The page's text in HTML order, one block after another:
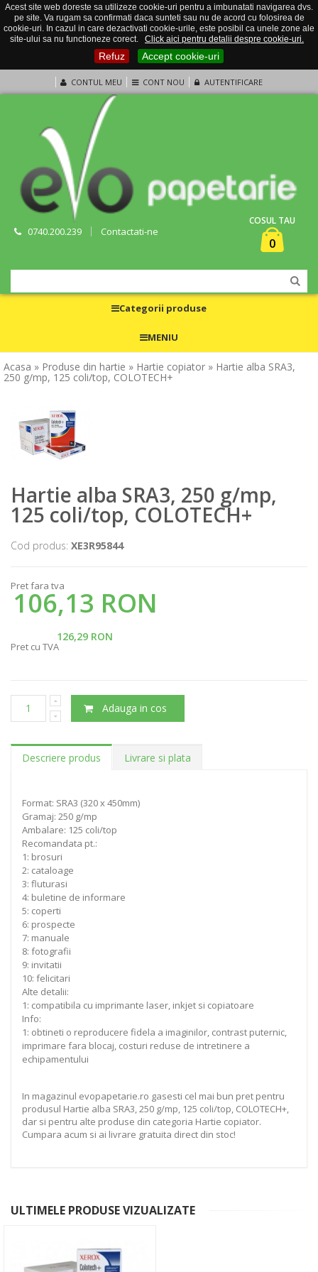
Acest site web doreste sa utilizeze cookie-uri pentru a imbunatati navigarea dvs.
pe site. Va rugam sa confirmati daca sunteti sau nu de acord cu folosirea de
cookie-uri. In cazul in care dezactivati cookie-urile, este posibil ca unele zone ale
site-ului sa nu functioneze corect.
Click aici pentru detalii despre cookie-uri.
Refuz Accept cookie-uri
CONTUL MEU CONT NOU AUTENTIFICARE
0740.200.239 Contactati-ne
COSUL TAU
0
Categorii produse
MENIU
Acasa » Produse din hartie » Hartie copiator » Hartie alba SRA3,
250 g/mp, 125 coli/top, COLOTECH+
Hartie alba SRA3, 250 g/mp,
125 coli/top, COLOTECH+
Cod produs: XE3R95844
Pret fara tva
106,13 RON
126,29 RON
Pret cu TVA
Adauga in cos
Descriere produs Livrare si plata
Format: SRA3 (320 x 450mm)
Gramaj: 250 g/mp
Ambalare: 125 coli/top
Recomandata pt.:
1: brosuri
2: cataloage
3: fluturasi
4: buletine de informare
5: coperti
6: prospecte
7: manuale
8: fotografii
9: invitatii
10: felicitari
Alte detalii:
1: compatibila cu imprimante laser, inkjet si copiatoare
Info:
1: obtineti o reproducere fidela a imaginilor, contrast puternic,
imprimare fara blocaj, costuri reduse de intretinere a
echipamentului
In magazinul evopapetarie.ro gasesti cel mai bun pret pentru
produsul Hartie alba SRA3, 250 g/mp, 125 coli/top, COLOTECH+,
dar si pentru alte produse din categoria Hartie copiator.
Cumpara acum si ai livrare gratuita direct din stoc!
ULTIMELE PRODUSE VIZUALIZATE